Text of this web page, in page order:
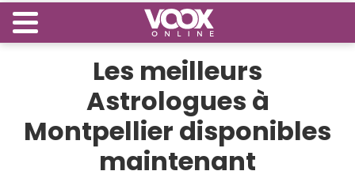
Les meilleurs
Astrologues à
Montpellier disponibles
maintenant